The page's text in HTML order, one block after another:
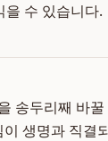
을 수 있습니다.
송두리째 바
생명과 직결